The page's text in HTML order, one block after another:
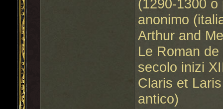
(1290-1300
anonimo
Arthur and
Le Roman
secolo inizi
Claris et
antico)